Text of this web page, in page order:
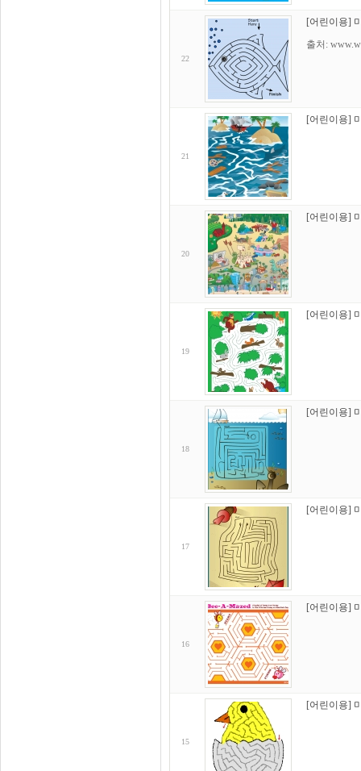
22
[어린이용]
출처:
21
[어린이용]
20
[어린이용]
19
[어린이용]
18
[어린이용]
17
[어린이용]
16
[어린이용]
15
[어린이용]